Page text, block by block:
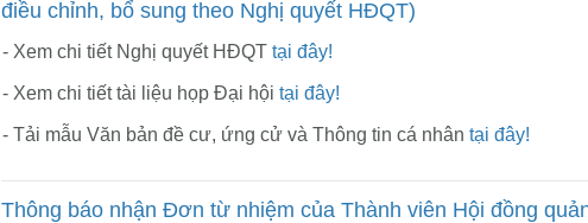
điều chỉnh, bổ sung theo Nghị quyết HĐQT)
- Xem chi tiết Nghị quyết HĐQT tại đây!
- Xem chi tiết tài liệu họp Đại hội tại đây!
- Tải mẫu Văn bản đề cư, ứng cử và Thông tin cá nhân tại đây!
Thông báo nhận Đơn từ nhiệm của Thành viên Hội đồng